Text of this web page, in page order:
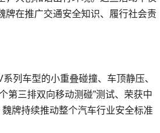
牌在推广交通安全知识、履行社会责
列车型的小重叠碰撞、车顶静压、
第三排双向移动测碰”测试、荣获中
牌持续推动整个汽车行业安全标准